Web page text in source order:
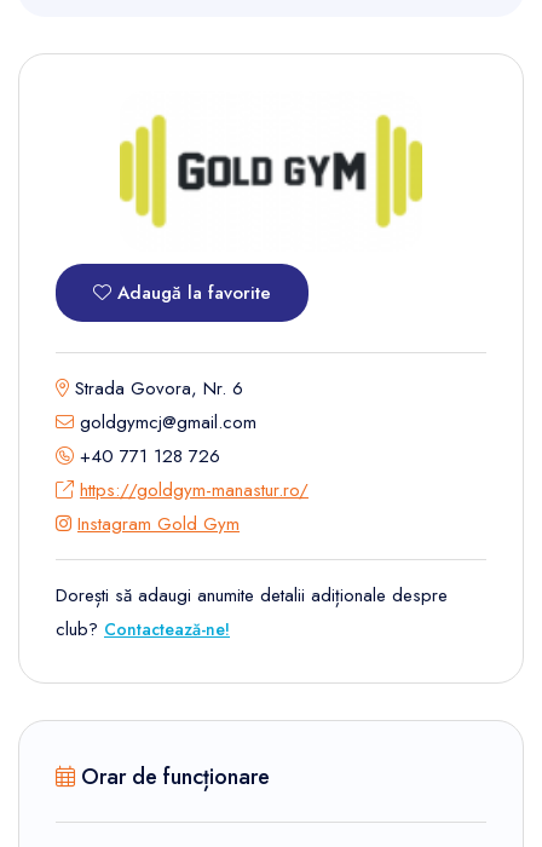
Adaugă la favorite
Strada Govora, Nr. 6
goldgymcj@gmail.com
+40 771 128 726
https://goldgym-manastur.ro/
Instagram Gold Gym
Dorești să adaugi anumite detalii adiționale despre
club? Contactează-ne!
Orar de funcționare